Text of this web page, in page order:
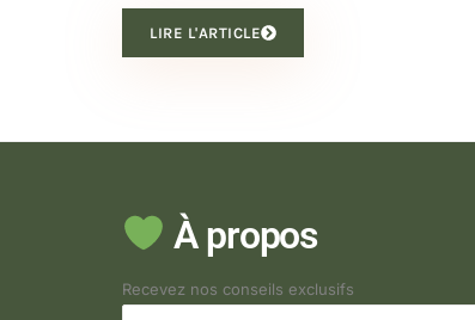
LIRE L'ARTICLE
À propos
Recevez nos conseils exclusifs